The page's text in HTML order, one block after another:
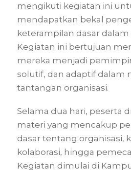
mengikuti kegiatan ini
mendapatkan bekal
keterampilan dasar dalam
Kegiatan ini bertujuan
mereka menjadi
solutif, dan adaptif dalam
tantangan organisasi.
Selama dua hari, peserta
materi yang mencakup
dasar tentang organisasi,
kolaborasi, hingga
Kegiatan dimulai di